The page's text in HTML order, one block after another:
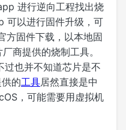
进行逆向工程找出烧
可以进行固件升级，可
方固件下载，以本地固
商提供的烧制工具。
也并不知道芯片是不
的工具居然直接是中
，可能需要用虚拟机